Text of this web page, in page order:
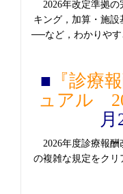
2026年改定準拠の
キング，加算・施
──など，わかりや
■ 『診療
ュアル
月
2026年度診療報酬
の複雑な規定をク